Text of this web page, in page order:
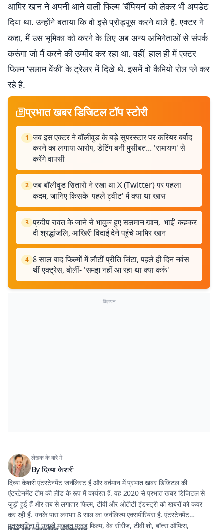
आमिर खान ने अपनी आने वाली फिल्म ‘चैंपियन’ को लेकर भी अपडेट
दिया था. उन्होंने बताया कि वो इसे प्रोड्यूस करने वाले है. एक्टर ने
कहा, मैं उस भूमिका को करने के लिए अब अन्य अभिनेताओं से संपर्क
करूंगा जो मैं करने की उम्मीद कर रहा था. वहीं, हाल ही में एक्टर
फिल्म ‘सलाम वेंकी’ के ट्रेलर में दिखे थे. इसमें वो कैमियो रोल प्ले कर
रहे है.
प्रभात खबर डिजिटल टॉप स्टोरी
1 जब इस एक्टर ने बॉलीवुड के बड़े सुपरस्टार पर करियर बर्बाद
करने का लगाया आरोप, डेटिंग बनी मुसीबत... 'रामायण' से
करेंगे वापसी
2 जब बॉलीवुड सितारों ने रखा था X (Twitter) पर पहला
कदम, जानिए किसके 'पहले ट्वीट' में क्या था खास
3 प्रदीप रावत के जाने से भावुक हुए सलमान खान, 'भाई' कहकर
दी श्रद्धांजलि, आखिरी विदाई देने पहुंचे आमिर खान
4 8 साल बाद फिल्मों में लौटीं प्रीति जिंटा, पहले ही दिन नर्वस
थीं एक्ट्रेस, बोलीं- 'समझ नहीं आ रहा था क्या करूं'
विज्ञापन
लेखक के बारे में
Byदिव्या केशरी
दिव्या केशरी एंटरटेनमेंट जर्नलिस्ट हैं और वर्तमान में प्रभात खबर डिजिटल की
एंटरटेनमेंट टीम की लीड के रूप में कार्यरत हैं. वह 2020 से प्रभात खबर डिजिटल से
जुड़ी हुई हैं और तब से लगातार फिल्म, टीवी और ओटीटी इंडस्ट्री की खबरों को कवर
कर रही हैं. उनके पास लगभग 8 साल का जर्नलिज्म एक्सपीरियंस है. एंटरटेनमेंट
पत्रकारिता में उनकी मजबूत पकड़ फिल्म, वेब सीरीज, टीवी शो, बॉक्स ऑफिस,